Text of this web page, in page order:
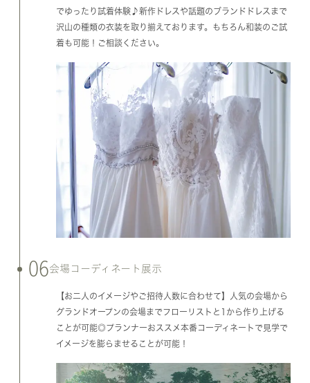
でゆったり試着体験♪新作ドレスや話題のブランドドレスまで
沢山の種類の衣装を取り揃えております。もちろん和装のご試
着も可能！ご相談ください。
06会場コーディネート展示
【お二人のイメージやご招待人数に合わせて】人気の会場から
グランドオープンの会場までフローリストと1から作り上げる
ことが可能◎プランナーおススメ本番コーディネートで見学で
イメージを膨らませることが可能！